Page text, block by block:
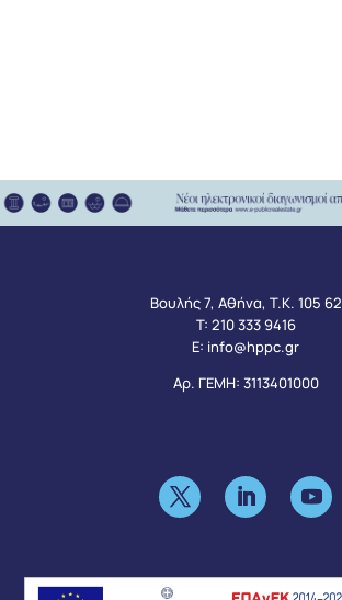
Βουλής 7, Αθήνα, Τ.Κ. 105 62
Τ: 210 333 9416
Ε: info@hppc.gr
Αρ. ΓΕΜΗ: 3113401000